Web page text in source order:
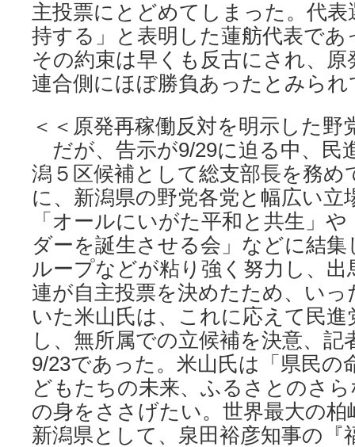
主投票にとどめてしまった。代
持する」と表明した蓮舫代表で
その約束は早くも反古にされ、原
連合側にほぼ勝負あったとみられ
＜＜原発再稼働反対を明示した野
だが、告示が9/29に迫る中、民
潟５区候補として総支部長を務め
に、新潟県の野党各党と幅広い立
「オールにいがた平和と共生」
ダーを誕生させる会」などに結
ループなどが粘り強く努力し、出
連が自主投票を決めたため、い
いた米山氏は、これに応えて民進
し、無所属での立候補を決意、記
9/23であった。米山氏は「県民の
どもたちの未来、ふるさとのさ
の身をささげたい。世界最大の柏
新潟県として、泉田裕彦知事の『